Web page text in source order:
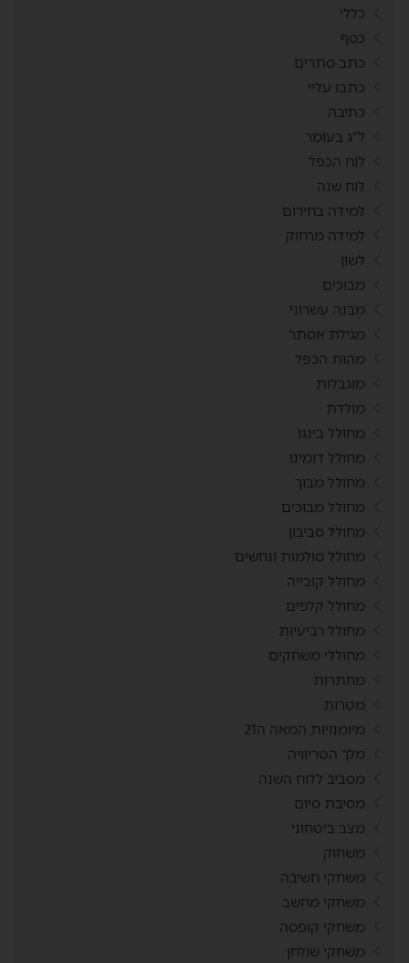
כללי
כסף
כתב סתרים
כתבו עליי
כתיבה
ל"ג בעומר
לוח הכפל
לוח שנה
למידה בחירום
למידה מרחוק
לשון
מבוכים
מבנה עשרוני
מגילת אסתר
מהות הכפל
מוגבלות
מולדת
מחולל בינגו
מחולל דומינו
מחולל מבוך
מחולל מבוכים
מחולל סביבון
מחולל סולמות ונחשים
מחולל קובייה
מחולל קלפים
מחולל רביעיות
מחוללי משחקים
מחתרות
מטרות
מיומנויות המאה ה21
מלך הטריוויה
מסביב ללוח השנה
מסיבת סיום
מצב ביטחוני
משחוק
משחקי חשיבה
משחקי מחשב
משחקי קופסה
משחקי שולחן